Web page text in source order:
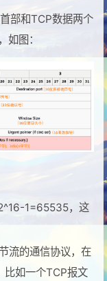
部和TCP数据两个
图：
1=65535，这
流的通信协议，在
比如一个TCP报文